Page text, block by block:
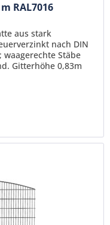
RAL7016
aus stark
nach DIN
waagerechte Stäbe
Gitterhöhe 0,83m